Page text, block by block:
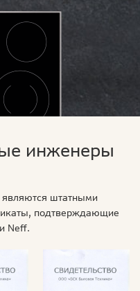
инженеры
являются штатными
подтверждающие
Neff.